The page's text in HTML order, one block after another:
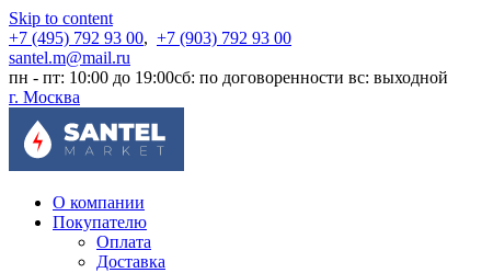
Skip to content
+7 (495) 792 93 00, +7 (903) 792 93 00
santel.m@mail.ru
пн - пт: 10:00 до 19:00сб: по договоренности вс: выходной
г. Москва
О компании
Покупателю
Оплата
Доставка